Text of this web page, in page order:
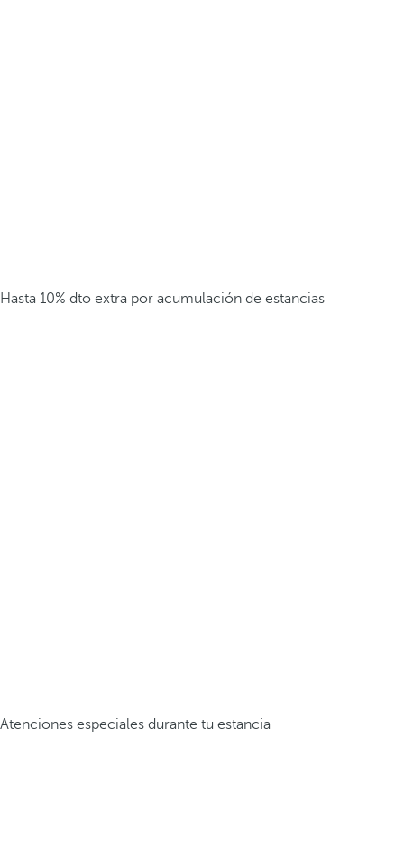
Hasta 10% dto extra por acumulación de estancias
Atenciones especiales durante tu estancia